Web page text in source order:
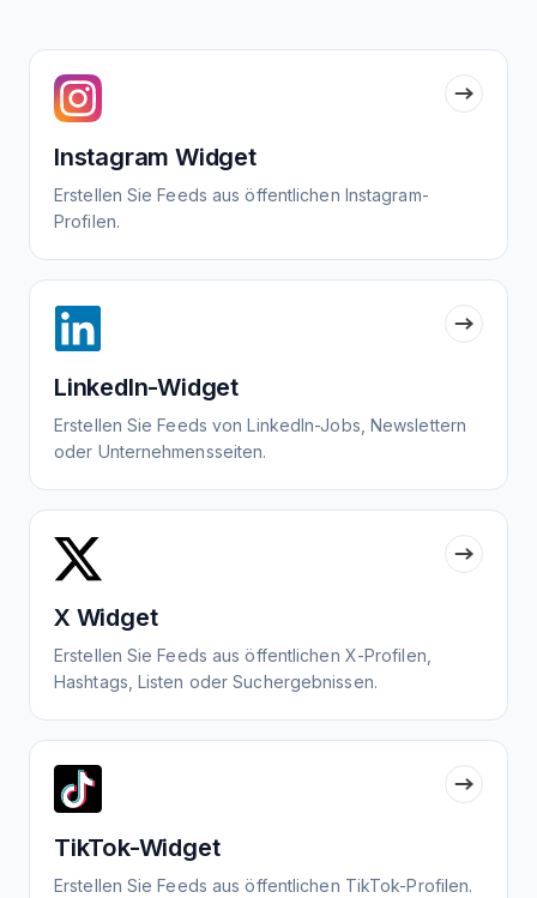
Instagram Widget
Erstellen Sie Feeds aus öffentlichen Instagram-
Profilen.
LinkedIn-Widget
Erstellen Sie Feeds von LinkedIn-Jobs, Newslettern
oder Unternehmensseiten.
X Widget
Erstellen Sie Feeds aus öffentlichen X-Profilen,
Hashtags, Listen oder Suchergebnissen.
TikTok-Widget
Erstellen Sie Feeds aus öffentlichen TikTok-Profilen.